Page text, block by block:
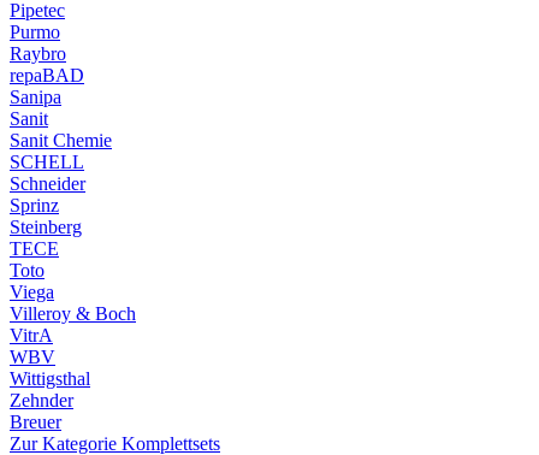
Pipetec
Purmo
Raybro
repaBAD
Sanipa
Sanit
Sanit Chemie
SCHELL
Schneider
Sprinz
Steinberg
TECE
Toto
Viega
Villeroy & Boch
VitrA
WBV
Wittigsthal
Zehnder
Breuer
Zur Kategorie Komplettsets